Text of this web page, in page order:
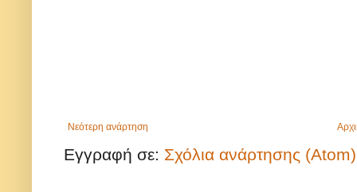
Νεότερη ανάρτηση
Εγγραφή σε: Σχόλια ανάρτησης (Atom)